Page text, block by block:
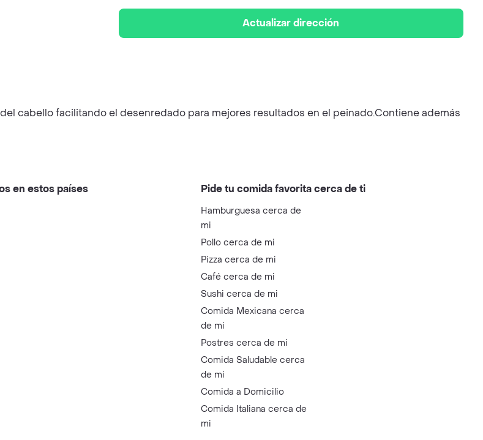
Actualizar dirección
cabello facilitando el desenredado para mejores resultados en el peinado.Contiene además
en estos países Pide tu comida favorita cerca de ti
Hamburguesa cerca de
mi
Pollo cerca de mi
Pizza cerca de mi
Café cerca de mi
Sushi cerca de mi
Comida Mexicana cerca
de mi
Postres cerca de mi
Comida Saludable cerca
de mi
Comida a Domicilio
Comida Italiana cerca de
mi